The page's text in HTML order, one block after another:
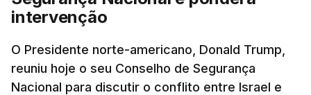
intervenção
O Presidente norte-americano, Donald Trump,
reuniu hoje o seu Conselho de Segurança
Nacional para discutir o conflito entre Israel e